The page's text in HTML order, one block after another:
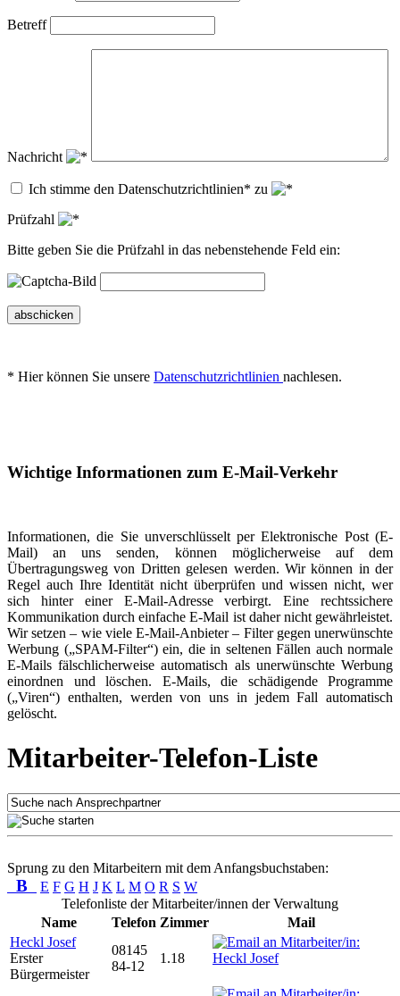
Betreff
Nachricht
Ich stimme den Datenschutzrichtlinien* zu
Prüfzahl
Bitte geben Sie die Prüfzahl in das nebenstehende Feld ein:
abschicken
* Hier können Sie unsere Datenschutzrichtlinien nachlesen.
Wichtige Informationen zum E-Mail-Verkehr
Informationen, die Sie unverschlüsselt per Elektronische Post (E-
Mail) an uns senden, können möglicherweise auf dem
Übertragungsweg von Dritten gelesen werden. Wir können in der
Regel auch Ihre Identität nicht überprüfen und wissen nicht, wer
sich hinter einer E-Mail-Adresse verbirgt. Eine rechtssichere
Kommunikation durch einfache E-Mail ist daher nicht gewährleistet.
Wir setzen – wie viele E-Mail-Anbieter – Filter gegen unerwünschte
Werbung („SPAM-Filter“) ein, die in seltenen Fällen auch normale
E-Mails fälschlicherweise automatisch als unerwünschte Werbung
einordnen und löschen. E-Mails, die schädigende Programme
(„Viren“) enthalten, werden von uns in jedem Fall automatisch
gelöscht.
Mitarbeiter-Telefon-Liste
Sprung zu den Mitarbeitern mit dem Anfangsbuchstaben:
B E F G H J K L M O R S W
Telefonliste der Mitarbeiter/innen der Verwaltung
Name
Telefon Zimmer
Mail
Heckl Josef
Erster
Bürgermeister
08145
84-12
1.18